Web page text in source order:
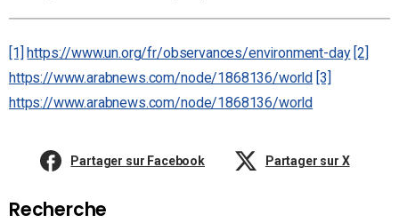
[1] https://www.un.org/fr/observances/environment-day [2]
https://www.arabnews.com/node/1868136/world [3]
https://www.arabnews.com/node/1868136/world
Partager sur Facebook Partager sur X
Recherche